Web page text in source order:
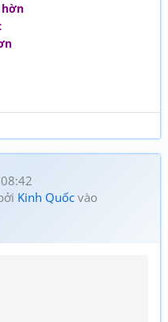
Kinh Quốc vào